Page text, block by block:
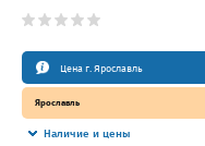
Цена г. Ярославль
Ярославль
Наличие и цены